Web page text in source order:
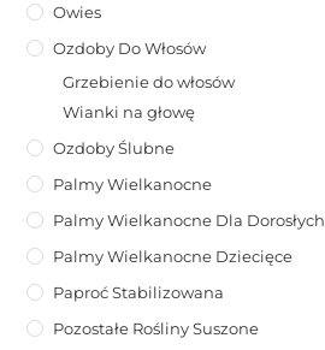
Owies
Ozdoby Do Włosów
Grzebienie do włosów
Wianki na głowę
Ozdoby Ślubne
Palmy Wielkanocne
Palmy Wielkanocne Dla Dorosłych
Palmy Wielkanocne Dziecięce
Paproć Stabilizowana
Pozostałe Rośliny Suszone